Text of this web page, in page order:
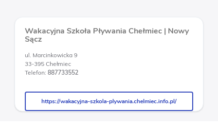
Wakacyjna Szkoła Pływania Chełmiec | Nowy
Sącz
ul. Marcinkowicka 9
33-395 Chełmiec
Telefon: 887733552
https://wakacyjna-szkola-plywania.chelmiec.info.pl/
https://wakacyjna-szkola-plywania.chelmiec.info.pl/